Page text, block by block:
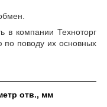
в компании Техноторг
по поводу их основных
отв., мм